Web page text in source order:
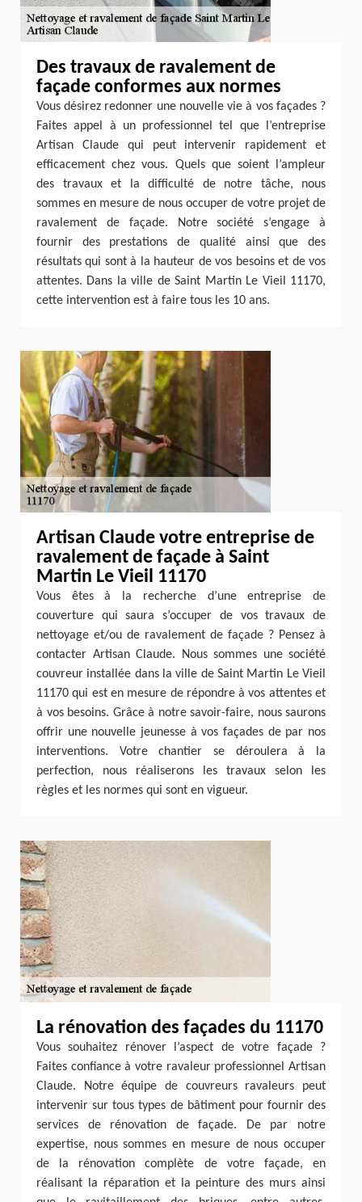
Des travaux de ravalement de
façade conformes aux normes
Vous désirez redonner une nouvelle vie à vos façades ?
Faites appel à un professionnel tel que l’entreprise
Artisan Claude qui peut intervenir rapidement et
efficacement chez vous. Quels que soient l’ampleur
des travaux et la difficulté de notre tâche, nous
sommes en mesure de nous occuper de votre projet de
ravalement de façade. Notre société s’engage à
fournir des prestations de qualité ainsi que des
résultats qui sont à la hauteur de vos besoins et de vos
attentes. Dans la ville de Saint Martin Le Vieil 11170,
cette intervention est à faire tous les 10 ans.
Artisan Claude votre entreprise de
ravalement de façade à Saint
Martin Le Vieil 11170
Vous êtes à la recherche d’une entreprise de
couverture qui saura s’occuper de vos travaux de
nettoyage et/ou de ravalement de façade ? Pensez à
contacter Artisan Claude. Nous sommes une société
couvreur installée dans la ville de Saint Martin Le Vieil
11170 qui est en mesure de répondre à vos attentes et
à vos besoins. Grâce à notre savoir-faire, nous saurons
offrir une nouvelle jeunesse à vos façades de par nos
interventions. Votre chantier se déroulera à la
perfection, nous réaliserons les travaux selon les
règles et les normes qui sont en vigueur.
La rénovation des façades du 11170
Vous souhaitez rénover l’aspect de votre façade ?
Faites confiance à votre ravaleur professionnel Artisan
Claude. Notre équipe de couvreurs ravaleurs peut
intervenir sur tous types de bâtiment pour fournir des
services de rénovation de façade. De par notre
expertise, nous sommes en mesure de nous occuper
de la rénovation complète de votre façade, en
réalisant la réparation et la peinture des murs ainsi